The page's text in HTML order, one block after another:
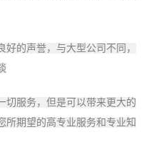
的声誉，与大型公司不同，
切服务，但是可以带来更大的
所期望的高专业服务和专业知